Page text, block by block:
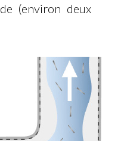
(environ deux